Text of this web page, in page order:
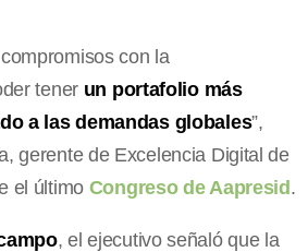
con la
tener un portafolio más
a las demandas globales”,
gerente de Excelencia Digital de
el último Congreso de Aapresid.
, el ejecutivo señaló que la